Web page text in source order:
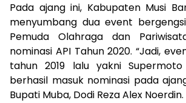
Pada ajang ini, Kabupaten Musi
menyumbang dua event
Pemuda Olahraga dan
nominasi API Tahun 2020. “Jadi,
tahun 2019 lalu yakni
berhasil masuk nominasi pada
Bupati Muba, Dodi Reza Alex Noerdin.